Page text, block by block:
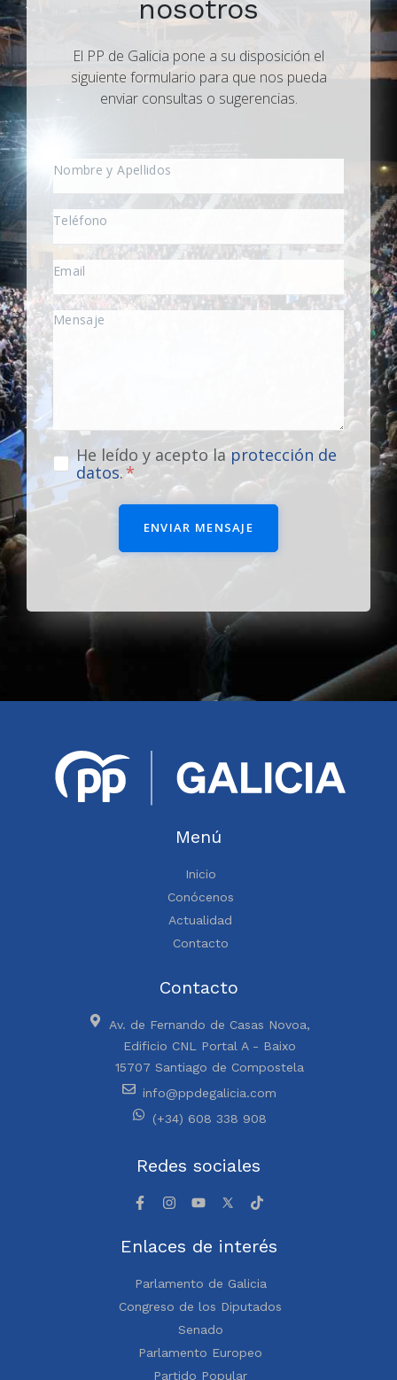
nosotros
El PP de Galicia pone a su disposición el
siguiente formulario para que nos pueda
enviar consultas o sugerencias.
He leído y acepto la protección de
datos.
ENVIAR MENSAJE
Menú
Inicio
Conócenos
Actualidad
Contacto
Contacto
Av. de Fernando de Casas Novoa,
Edificio CNL Portal A - Baixo
15707 Santiago de Compostela
info@ppdegalicia.com
(+34) 608 338 908
Redes sociales
Enlaces de interés
Parlamento de Galicia
Congreso de los Diputados
Senado
Parlamento Europeo
Partido Popular